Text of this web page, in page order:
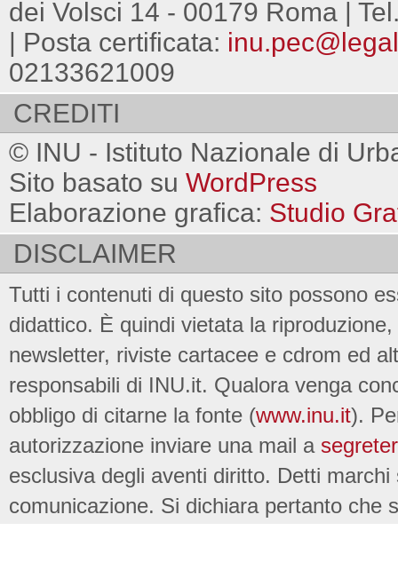
dei Volsci 14 - 00179 Roma |
| Posta certificata:
02133621009
CREDITI
© INU - Istituto Nazionale di
Sito basato su WordPress
Elaborazione grafica: Studio
DISCLAIMER
Tutti i contenuti di questo sito possono
didattico. È quindi vietata la
newsletter, riviste cartacee e cdrom ed
responsabili di INU.it. Qualora venga
obbligo di citarne la fonte (www.inu.it).
autorizzazione inviare una mail a
esclusiva degli aventi diritto. Detti
comunicazione. Si dichiara pertanto che